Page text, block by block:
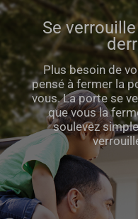
Se
Plus besoin de
pensé à fermer la
vous. La porte se
que vous la
soulevez